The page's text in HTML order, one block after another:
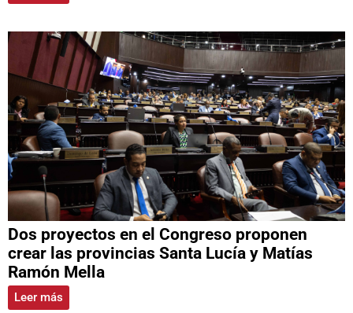
Dos proyectos en el Congreso proponen
crear las provincias Santa Lucía y Matías
Ramón Mella
Leer más